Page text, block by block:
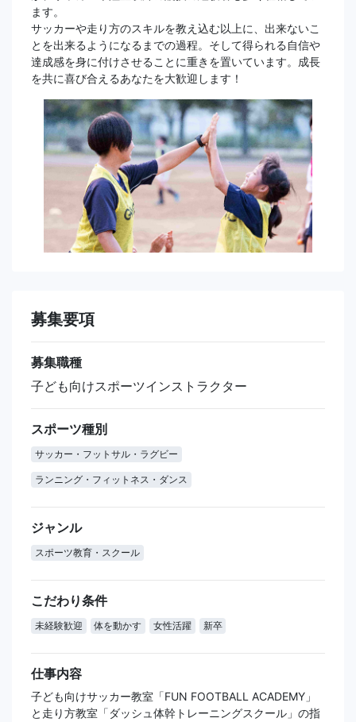
ます。
サッカーや走り方のスキルを教え込む以上に、出来ないこ
とを出来るようになるまでの過程。そして得られる自信や
達成感を身に付けさせることに重きを置いています。成長
を共に喜び合えるあなたを大歓迎します！
募集要項
募集職種
子ども向けスポーツインストラクター
スポーツ種別
サッカー・フットサル・ラグビー
ランニング・フィットネス・ダンス
ジャンル
スポーツ教育・スクール
こだわり条件
未経験歓迎 体を動かす 女性活躍 新卒
仕事内容
子ども向けサッカー教室「FUN FOOTBALL ACADEMY」
と走り方教室「ダッシュ体幹トレーニングスクール」の指